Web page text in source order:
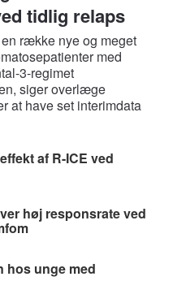
tidlig relaps
række nye og meget
med
3-regimet
siger overlæge
at have set interimdata
af R-ICE ved
høj responsrate ved
hos unge med